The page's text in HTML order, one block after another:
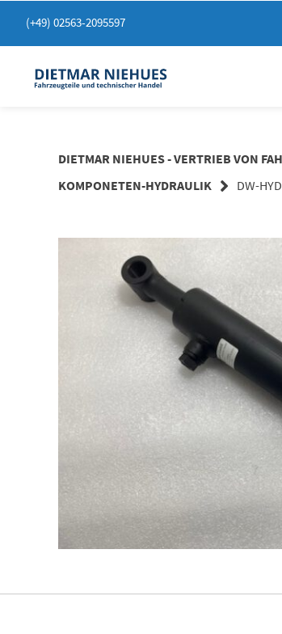
zum
(+49) 02563-2095597
DIETMAR NIEHUES - VERTRIEB VON
KOMPONETEN-HYDRAULIK
DW-